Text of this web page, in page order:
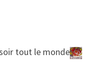
soir tout le monde